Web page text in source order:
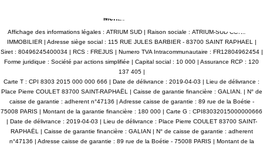
Mentions légales
Affichage des informations légales : ATRIUM SUD | Raison sociale : ATRIUM-SUD CONSEIL
IMMOBILIER | Adresse siège social : 115 RUE JULES BARBIER - 83700 SAINT RAPHAEL |
Siret : 80496245400034 | RCS : FREJUS | Numero TVA Intracommunautaire : FR12804962454 |
Forme juridique : Société par actions simplifiée | Capital social : 10 000 | Assurance RCP : 120
137 405 |
Carte T : CPI 8303 2015 000 000 666 | Date de délivrance : 2019-04-03 | Lieu de délivrance :
Place Pierre COULET 83700 SAINT-RAPHAËL | Caisse de garantie financière : GALIAN. | N° de
caisse de garantie : adherent n°47136 | Adresse caisse de garantie : 89 rue de la Boétie -
75008 PARIS | Montant de la garantie financière : 180 000 | Carte G : CPI83032015000000666
| Date de délivrance : 2019-04-03 | Lieu de délivrance : Place Pierre COULET 83700 SAINT-
RAPHAËL | Caisse de garantie financière : GALIAN | N° de caisse de garantie : adherent
n°47136 | Adresse caisse de garantie : 89 rue de la Boétie - 75008 PARIS | Montant de la